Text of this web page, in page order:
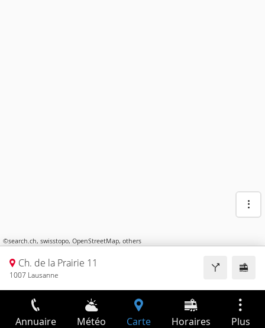
©search.ch, swisstopo, OpenStreetMap, others
Ch. de la Prairie 11
1007 Lausanne
Annuaire Météo Carte Horaires Plus